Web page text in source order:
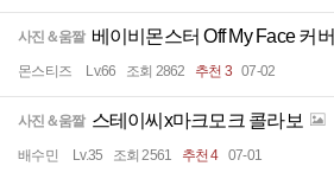
사진＆움짤 베이비몬스터 Off My Face 커버
몬스티즈 Lv.66 조회 2862 추천 3 07-02
사진＆움짤 스테이씨x마크모크 콜라보
배수민 Lv.35 조회 2561 추천 4 07-01